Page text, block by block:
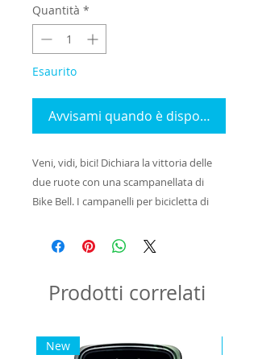
Quantità *
Esaurito
Avvisami quando è disponibile
Veni, vidi, bici! Dichiara la vittoria delle
due ruote con una scampanellata di
Bike Bell. I campanelli per bicicletta di
attimo. Quello a tema Street Pirate è
Prodotti correlati
New